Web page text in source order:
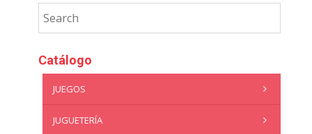
Catálogo
JUEGOS
JUGUETERÍA